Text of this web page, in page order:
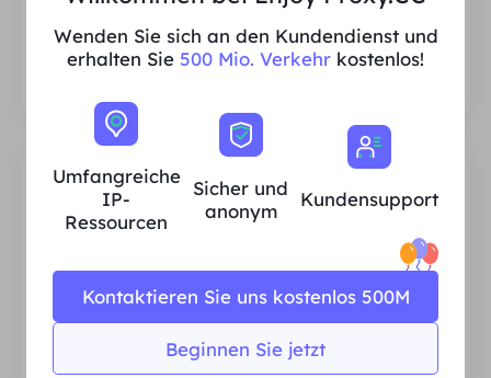
Generieren Sie Proxys mithilfe der
Authentifizierung mit Benutzername und
Unbegrenzte Sitzungen
Es gibt keine Begrenzung hinsichtlich der
Anzahl der Nutzungen oder der
Aufrufhäufigkeit der Proxys.
Wenden Sie sich an den Kundendienst und
erhalten Sie 500 Mio. Verkehr kostenlos!
Umfangreiche
IP-
Ressourcen
Sicher und
anonym
Kundensupport
Beginnen Sie jetzt
Kontaktieren Sie uns kostenlos 500M